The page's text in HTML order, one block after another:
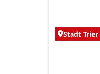
Stadt Trier